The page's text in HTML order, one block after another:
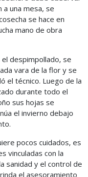
a una mesa, se
se hace en
mano de obra
despimpollado, se
vara de la flor y se
el técnico. Luego de la
durante todo el
sus hojas se
el invierno debajo
pocos cuidados, es
vinculadas con la
sanidad y el control de
el asesoramiento